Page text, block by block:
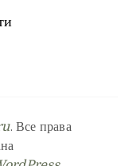
. Все права